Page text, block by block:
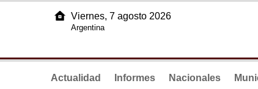
Viernes, 7 agosto 2026
Argentina
Actualidad Informes Nacionales